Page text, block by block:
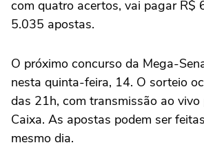
com quatro acertos, vai pagar R$
5.035 apostas.
O próximo concurso da Mega-
nesta quinta-feira, 14. O sorteio
das 21h, com transmissão ao vivo
Caixa. As apostas podem ser
mesmo dia.